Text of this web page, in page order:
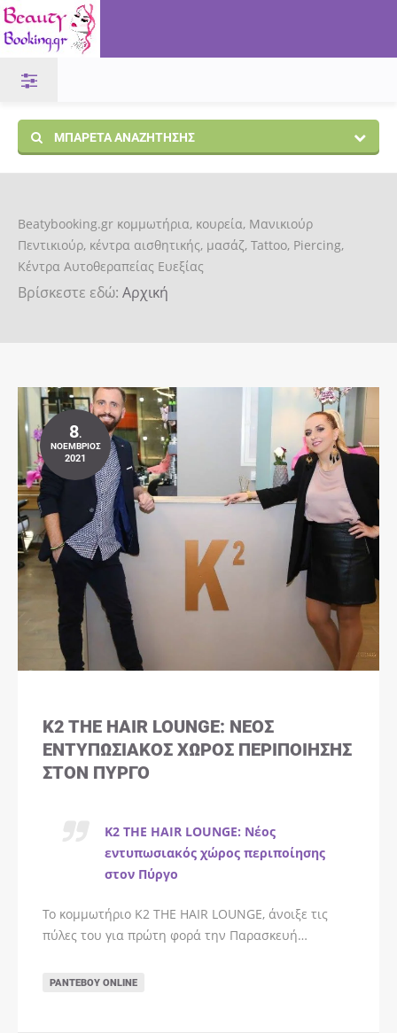
ΜΠΑΡΈΤΑ ΑΝΑΖΉΤΗΣΗΣ
Beatybooking.gr κομμωτήρια, κουρεία, Μανικιούρ
Πεντικιούρ, κέντρα αισθητικής, μασάζ, Tattoo, Piercing,
Κέντρα Αυτοθεραπείας Ευεξίας
Βρίσκεστε εδώ: Αρχική
8.
ΝΟΈΜΒΡΙΟΣ
2021
K2 THE HAIR LOUNGE: ΝΈΟΣ
ΕΝΤΥΠΩΣΙΑΚΌΣ ΧΏΡΟΣ ΠΕΡΙΠΟΊΗΣΗΣ
ΣΤΟΝ ΠΎΡΓΟ
K2 THE HAIR LOUNGE: Νέος
εντυπωσιακός χώρος περιποίησης
στον Πύργο
Το κομμωτήριο K2 THE HAIR LOUNGE, άνοιξε τις
πύλες του για πρώτη φορά την Παρασκευή…
ΡΑΝΤΕΒΟΎ ONLINE